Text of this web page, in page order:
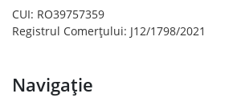
CUI: RO39757359
Registrul Comerțului: J12/1798/2021
Navigație